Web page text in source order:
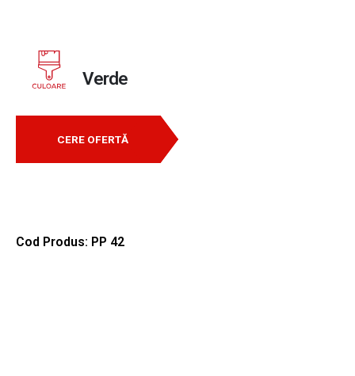
Verde
CERE OFERTĂ
Cod Produs: PP 42